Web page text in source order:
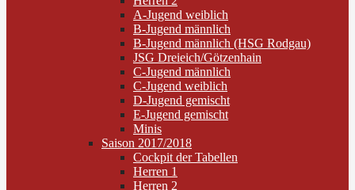
A-Jugend weiblich
B-Jugend männlich
B-Jugend männlich (HSG Rodgau)
JSG Dreieich/Götzenhain
C-Jugend männlich
C-Jugend weiblich
D-Jugend gemischt
E-Jugend gemischt
Minis
Saison 2017/2018
Cockpit der Tabellen
Herren 1
Herren 2